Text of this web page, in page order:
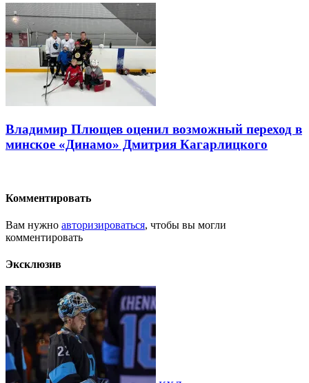
Владимир Плющев оценил возможный переход в
минское «Динамо» Дмитрия Кагарлицкого
Комментировать
Вам нужно авторизироваться, чтобы вы могли
комментировать
Эксклюзив